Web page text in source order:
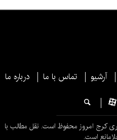
آرشیو تماس با ما درباره ما
کرج امروز محفوظ است. نقل مطالب با
است.